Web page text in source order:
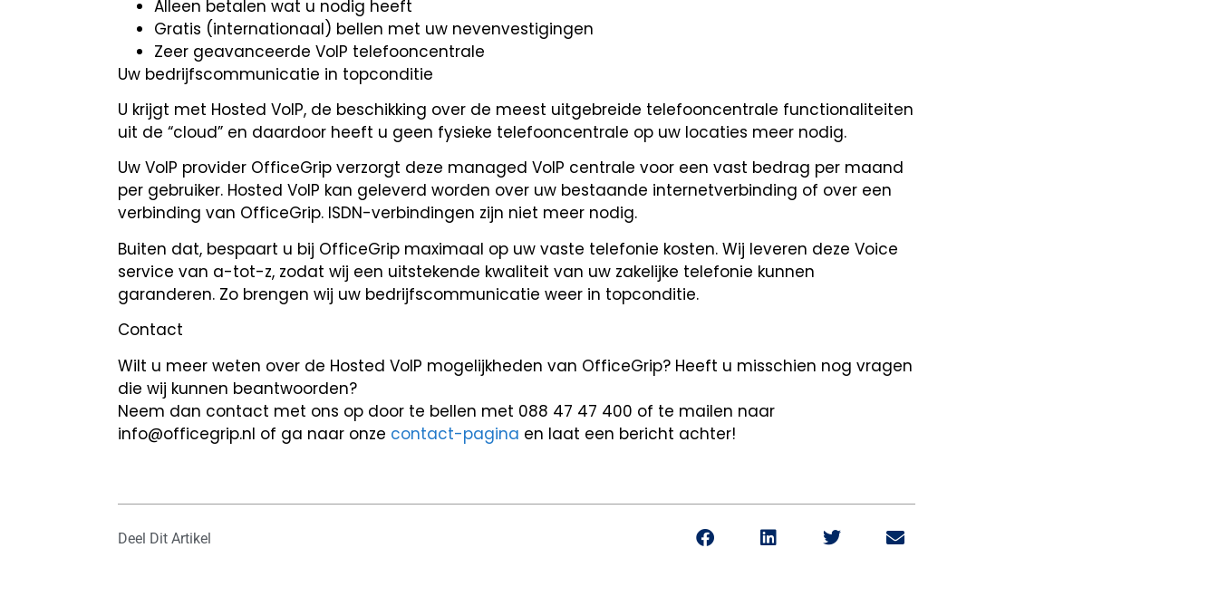
Alleen betalen wat u nodig heeft
Gratis (internationaal) bellen met uw nevenvestigingen
Zeer geavanceerde VoIP telefooncentrale
Uw bedrijfscommunicatie in topconditie
U krijgt met Hosted VoIP, de beschikking over de meest uitgebreide telefooncentrale functionaliteiten
uit de “cloud” en daardoor heeft u geen fysieke telefooncentrale op uw locaties meer nodig.
Uw VoIP provider OfficeGrip verzorgt deze managed VoIP centrale voor een vast bedrag per maand
per gebruiker. Hosted VoIP kan geleverd worden over uw bestaande internetverbinding of over een
verbinding van OfficeGrip. ISDN-verbindingen zijn niet meer nodig.
Buiten dat, bespaart u bij OfficeGrip maximaal op uw vaste telefonie kosten. Wij leveren deze Voice
service van a-tot-z, zodat wij een uitstekende kwaliteit van uw zakelijke telefonie kunnen
garanderen. Zo brengen wij uw bedrijfscommunicatie weer in topconditie.
Contact
Wilt u meer weten over de Hosted VoIP mogelijkheden van OfficeGrip? Heeft u misschien nog vragen
die wij kunnen beantwoorden?
Neem dan contact met ons op door te bellen met 088 47 47 400 of te mailen naar
info@officegrip.nl of ga naar onze contact-pagina en laat een bericht achter!
Deel Dit Artikel